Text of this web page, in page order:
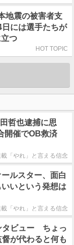
地震の被害者支
には選手たちが
つ
HOT TOPIC
哲也逮捕に思
開催でOB救済
「やれ」と言える信念
ルスター、面白
いという発想は
「やれ」と言える信念
タビュー ちょっ
が代わると何も